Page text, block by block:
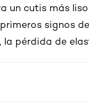
un cutis más
signos
la pérdida de